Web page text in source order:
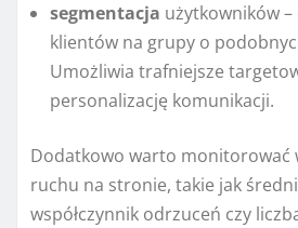
segmentacja użytkowników
klientów na grupy o
Umożliwia trafniejsze
personalizację komunikacji.
Dodatkowo warto monitorować
ruchu na stronie, takie jak
współczynnik odrzuceń czy